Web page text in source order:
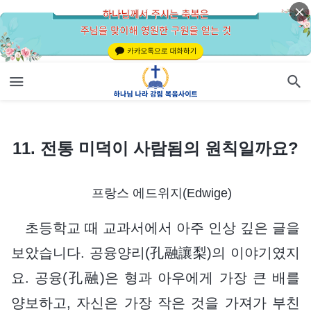
11. 전통 미덕이 사람됨의 원칙일까요?
11. 전통 미덕이 사람됨의 원칙일까요?
프랑스 에드위지(Edwige)
초등학교 때 교과서에서 아주 인상 깊은 글을
보았습니다. 공융양리(孔融讓梨)의 이야기였지
요. 공융(孔融)은 형과 아우에게 가장 큰 배를
양보하고, 자신은 가장 작은 것을 가져가 부친